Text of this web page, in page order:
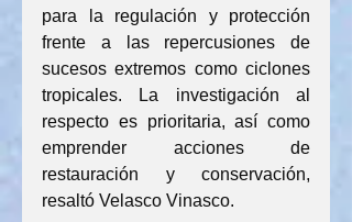
para la regulación y protección
frente a las repercusiones de
sucesos extremos como ciclones
tropicales. La investigación al
respecto es prioritaria, así como
emprender acciones de
restauración y conservación,
resaltó Velasco Vinasco.